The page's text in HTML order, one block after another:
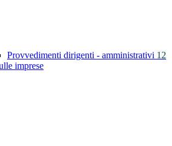
Provvedimenti dirigenti - amministrativi 12
imprese